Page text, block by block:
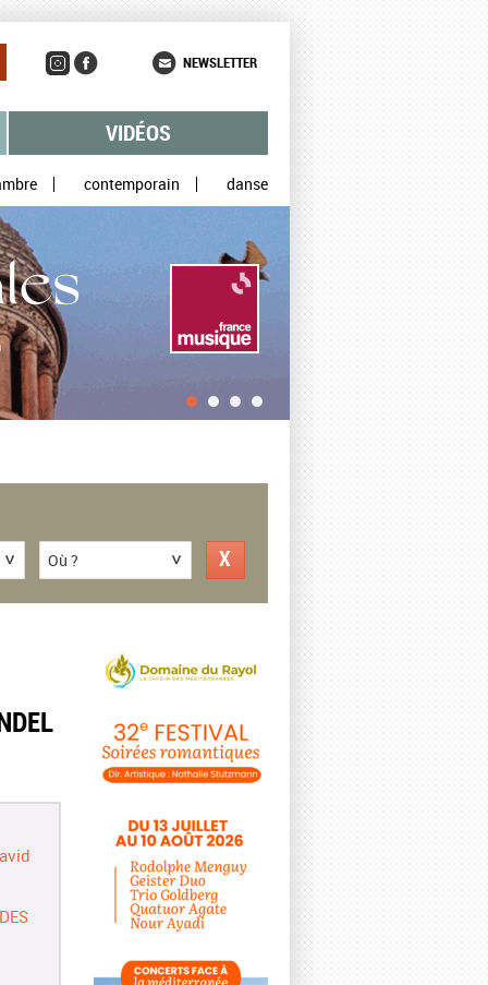
NEWSLETTER
VIDÉOS
contemporain danse
Où ?